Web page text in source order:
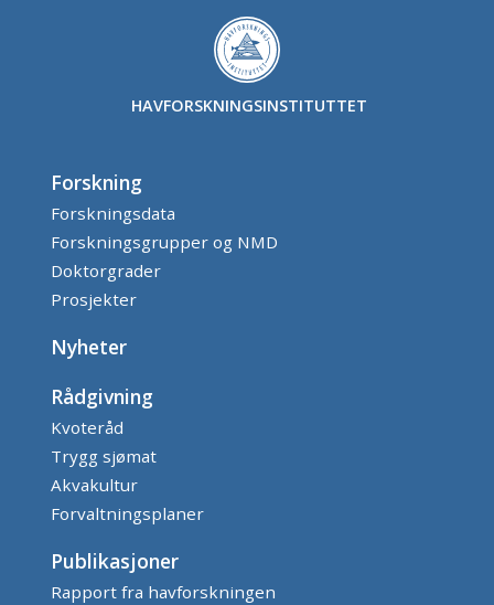
HAVFORSKNINGSINSTITUTTET
Forskning
Forskningsdata
Forskningsgrupper og NMD
Doktorgrader
Prosjekter
Nyheter
Rådgivning
Kvoteråd
Trygg sjømat
Akvakultur
Forvaltningsplaner
Publikasjoner
Rapport fra havforskningen